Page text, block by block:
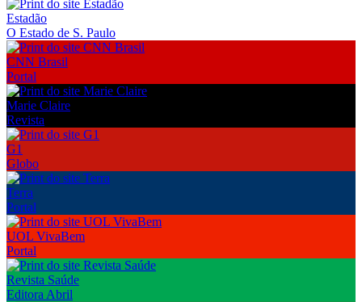
Estadão
O Estado de S. Paulo
CNN Brasil
Portal
Marie Claire
Revista
G1
Globo
Terra
Portal
UOL VivaBem
Portal
Revista Saúde
Editora Abril